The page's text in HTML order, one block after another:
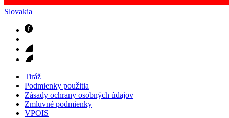
Slovakia
Tiráž
Podmienky použitia
Zásady ochrany osobných údajov
Zmluvné podmienky
VPOIS